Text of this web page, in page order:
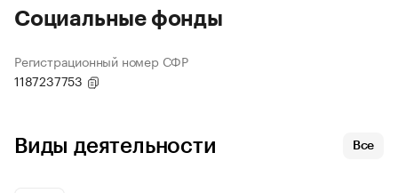
Социальные фонды
Регистрационный номер СФР
1187237753
Виды деятельности Все